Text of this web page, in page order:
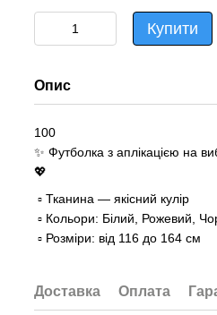
Купити
Опис
100
✨ Футболка з аплікацією на
💖
▫️ Тканина — якісний кулір
▫️ Кольори: Білий, Рожевий,
▫️ Розміри: від 116 до 164 см
Доставка Оплата